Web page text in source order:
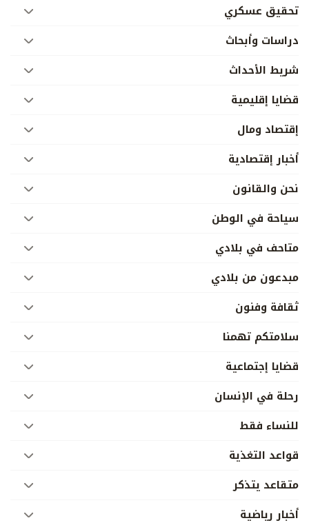
تحقيق عسكري
دراسات وأبحاث
شريط الأحداث
قضايا إقليمية
إقتصاد ومال
أخبار إقتصادية
نحن والقانون
سياحة في الوطن
متاحف في بلادي
مبدعون من بلادي
ثقافة وفنون
سلامتكم تهمنا
قضايا إجتماعية
رحلة في الإنسان
للنساء فقط
قواعد التغذية
متقاعد يتذكر
أخبار رياضية